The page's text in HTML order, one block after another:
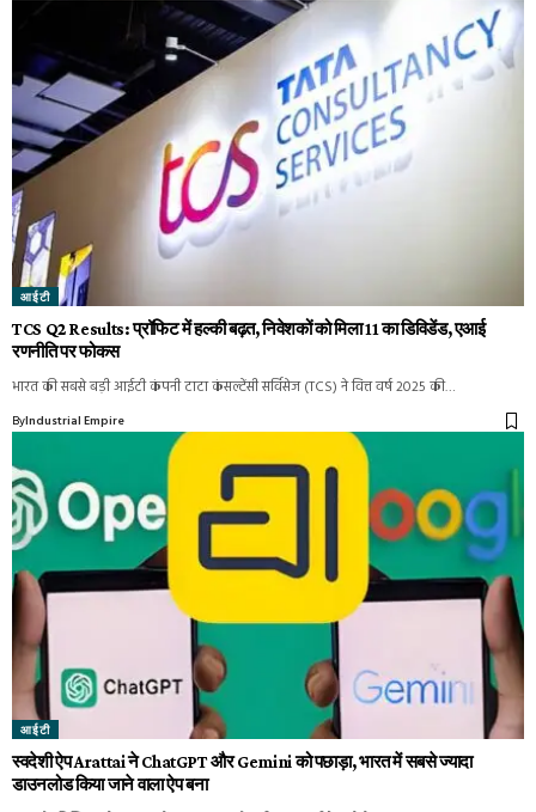
आईटी
TCS Q2 Results: प्रॉफिट में हल्की बढ़त, निवेशकों को मिला ₹11 का डिविडेंड, एआई
रणनीति पर फोकस
भारत की सबसे बड़ी आईटी कंपनी टाटा कंसल्टेंसी सर्विसेज (TCS) ने वित्त वर्ष 2025 की…
ByIndustrial Empire
आईटी
स्वदेशी ऐप Arattai ने ChatGPT और Gemini को पछाड़ा, भारत में सबसे ज्यादा
डाउनलोड किया जाने वाला ऐप बना